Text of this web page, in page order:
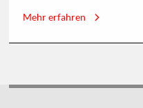
Mehr erfahren